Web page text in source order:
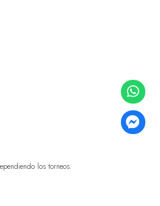
los torneos.